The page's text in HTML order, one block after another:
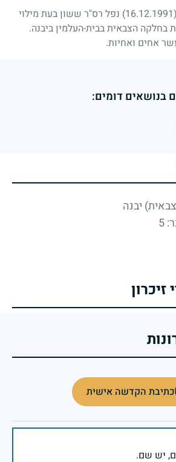
(16.12.1991)
נפל רס"ר ששון בעת מילוי
בחלקה הצבאית בבית-העלמין ביבנה.
אחים ואחיות.
בנושאים דומים:
יבנה
5
כתיבת הקדשה אישית